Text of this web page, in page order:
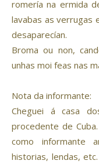
romería na ermida
lavabas as verrugas
desaparecían.
Broma ou non,
unhas moi feas nas
Nota da informante:
Cheguei á casa
procedente de
como informante
historias, lendas,